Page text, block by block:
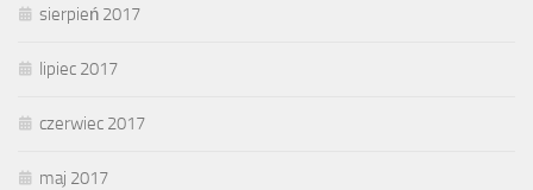
sierpień 2017
lipiec 2017
czerwiec 2017
maj 2017